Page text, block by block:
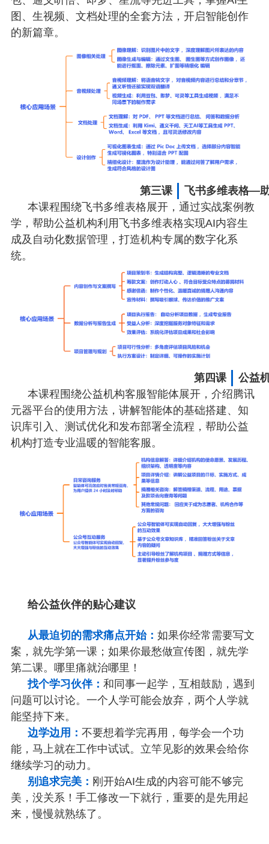
图、生视频、文档处理的全套方法，开启智能创作
的新篇章。
第三课
飞书多维表格—
本课程围绕飞书多维表格展开，通过实战案例教
学，帮助公益机构利用飞书多维表格实现AI内容生
成及自动化数据管理，打造机构专属的数字化系
统。
第四课
公益
本课程围绕公益机构客服智能体展开，介绍腾讯
元器平台的使用方法，讲解智能体的基础搭建、知
识库引入、测试优化和发布部署全流程，帮助公益
机构打造专业温暖的智能客服。
给公益伙伴的贴心建议
从最迫切的需求痛点开始： 如果你经常需要写文
案，就先学第一课；如果你最愁做宣传图，就先学
第⼆课。哪里痛就治哪里！
找个学习伙伴： 和同事一起学，互相鼓励，遇到
问题可以讨论。一个人学可能会放弃，两个人学就
能坚持下来。
边学边用： 不要想着学完再用，每学会一个功
能，马上就在工作中试试。立竿见影的效果会给你
继续学习的动力。
别追求完美： 刚开始AI生成的内容可能不够完
美，没关系！手工修改一下就行，重要的是先用起
来，慢慢就熟练了。